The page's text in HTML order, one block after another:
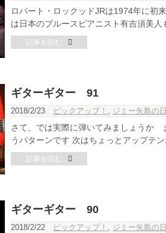
ロバート・ロックッドJRは1974年に
は日本のブルースピアニスト有吉須美
記事を読む
ギターギター 91
2018/2/23 ピックアップ！ , ジミー矢島の
さて、では実際に弾いてみましょうか
うパターンです 次はちょっとアップテ
記事を読む
ギターギター 90
2018/2/22 ピックアップ！ , ジミー矢島の